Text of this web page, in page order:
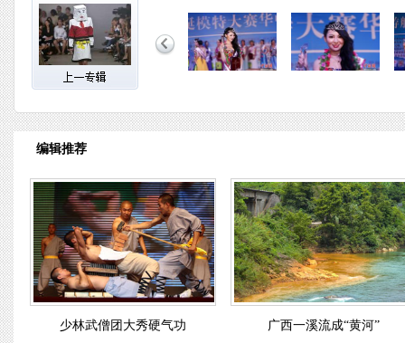
编辑推荐
少林武僧团大秀硬气功 广西一溪流成“黄河”